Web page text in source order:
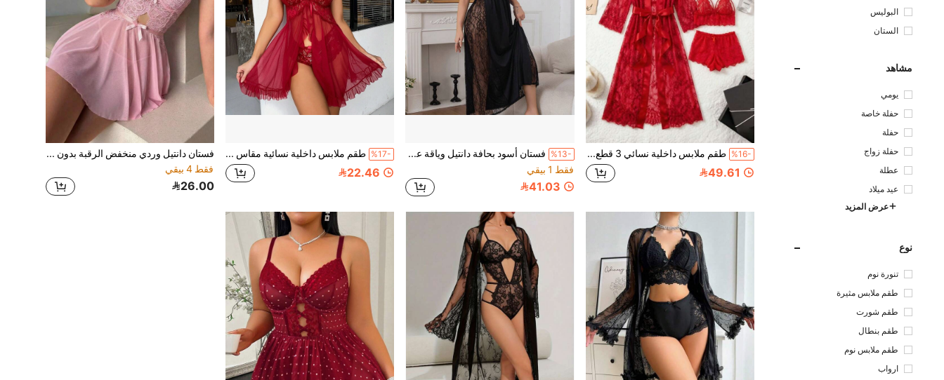
البوليس
تر
الستان
مشاهد
يومي
حفلة خاصة
حفلة
حفلة زواج
عطلة
عيد ميلاد
عرض المزيد
نوع
تنورة نوم
طقم ملابس مثيرة
طقم شورت
طقم بنطال
طقم ملابس نوم
ارواب
%16- طقم ملابس داخلية نسائي 3 قطع أحمر من الدانتيل الشفاف مع رداء كيمونو طويل وحزام ساتان وحمالة صدر بحمالات رفيعة وشورت، ملابس نوم لليلة الزفاف وشهر العسل
49.61
%13-
فستان أسود بحافة دانتيل وياقة على شكل حرف V بدون أكمام | فستان سهرة أنيق وفستان صيفي كاجوال شفاف بتصميم مرقع
فقط 1 بيقي
41.03
%17- طقم ملابس داخلية نسائية مقاس كبير 2 قطعة، كاميسول بياقة V من الدانتيل والشبك بتصميم مرقع، مناسب للنوم والملابس الحميمة المثيرة، لعيد الميلاد
22.46
فستان دانتيل وردي منخفض الرقبة بدون أكمام، بيجامة مثيرة بربطة فيونكة، مناسبة كهدية ذكرى سنوية لليلة رومانسية، ملابس داخلية مثيرة، جذابة للغاية
فقط 4 بيقي
26.00